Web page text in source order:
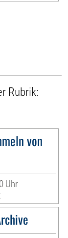
Rubrik:
von
Uhr